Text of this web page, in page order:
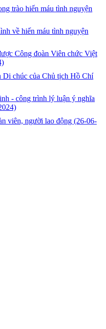
trào hiến máu tình nguyện
về hiến máu tình nguyện
Công đoàn Viên chức Việt
Di chúc của Chủ tịch Hồ Chí
- công trình lý luận ý nghĩa
viên, người lao động (26-06-